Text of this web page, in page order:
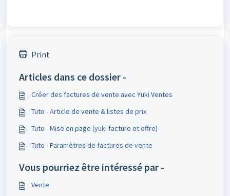
Print
Articles dans ce dossier -
Créer des factures de vente avec Yuki Ventes
Tuto - Article de vente & listes de prix
Tuto - Mise en page (yuki facture et offre)
Tuto - Paramètres de factures de vente
Vous pourriez être intéressé par -
Vente